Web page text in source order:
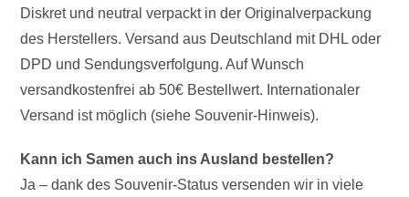
Diskret und neutral verpackt in der Originalverpackung
des Herstellers. Versand aus Deutschland mit DHL oder
DPD und Sendungsverfolgung. Auf Wunsch
versandkostenfrei ab 50€ Bestellwert. Internationaler
Versand ist möglich (siehe Souvenir-Hinweis).
Kann ich Samen auch ins Ausland bestellen?
Ja – dank des Souvenir-Status versenden wir in viele